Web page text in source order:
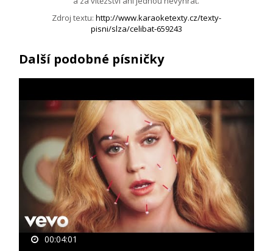
Zdroj textu: http://www.karaoketexty.cz/texty-
pisni/slza/celibat-659243
Další podobné písničky
00:04:01